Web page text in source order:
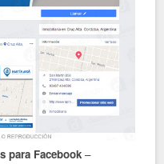
para Facebook –